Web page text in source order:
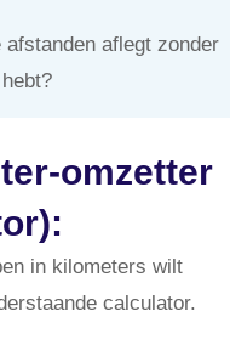
aflegt zonder
omzetter
in kilometers wilt
calculator.